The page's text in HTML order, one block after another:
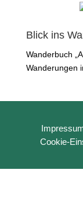
Blick ins
Wanderbuch
Wanderungen
Cookie-